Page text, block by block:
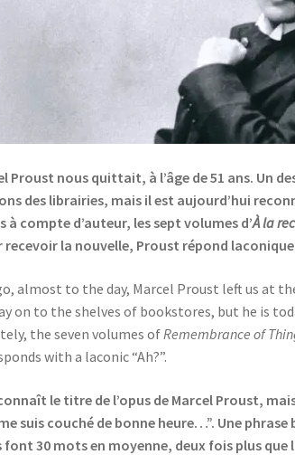
nous quittait, à l’âge de 51 ans. Un
des librairies, mais il est aujourd’hui
compte d’auteur, les sept volumes d’À la
recevoir la nouvelle, Proust répond
almost to the day, Marcel Proust left us at
on to the shelves of bookstores, but he is
the seven volumes ofRemembrance of
with a laconic “Ah?”.
le titre de l’opus de Marcel Proust,
suis couché de bonne heure…”. Une
30 mots en moyenne, deux fois plus